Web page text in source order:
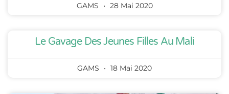
GAMS 28 Mai 2020
Le Gavage Des Jeunes Filles Au Mali
GAMS 18 Mai 2020